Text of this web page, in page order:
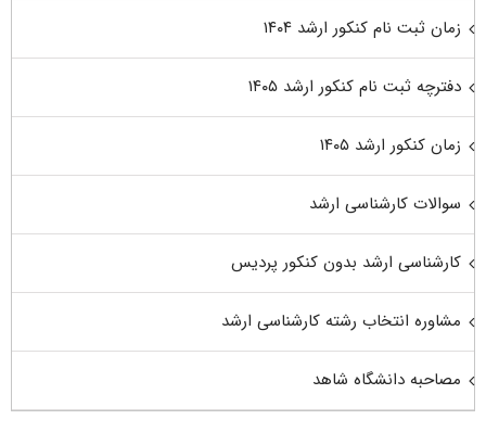
زمان ثبت نام کنکور ارشد ۱۴۰۴
دفترچه ثبت نام کنکور ارشد ۱۴۰۵
زمان کنکور ارشد ۱۴۰۵
سوالات کارشناسی ارشد
کارشناسی ارشد بدون کنکور پردیس
مشاوره انتخاب رشته کارشناسی ارشد
مصاحبه دانشگاه شاهد